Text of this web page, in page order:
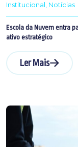
Institucional Notícias
Escola da Nuvem entra
ativo estratégico
Ler Mais